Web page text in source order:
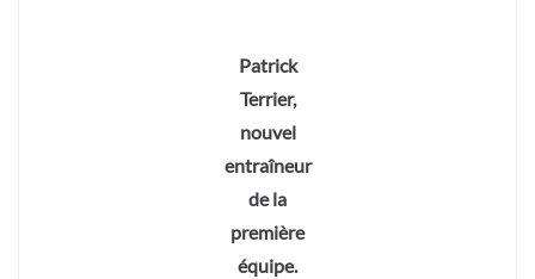
Patrick
Terrier,
nouvel
entraîneur
de la
première
équipe.